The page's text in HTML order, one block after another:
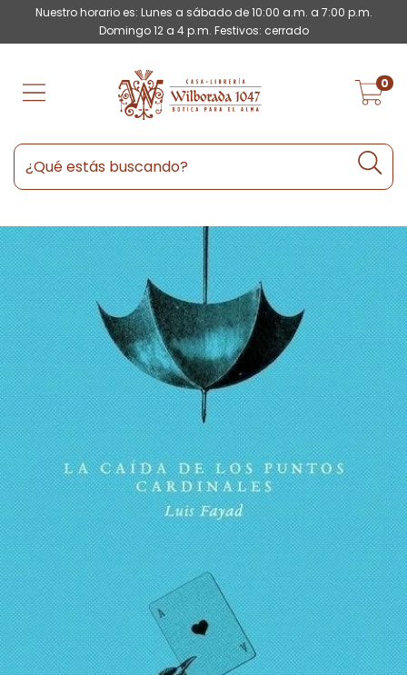
Nuestro horario es: Lunes a sábado de 10:00 a.m. a 7:00 p.m.
Domingo 12 a 4 p.m. Festivos: cerrado
0